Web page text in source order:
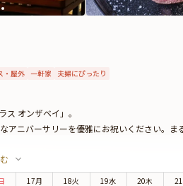
・屋外 一軒家 夫婦にぴったり
オンザベイ」。
アニバーサリーを優雅にお祝いください。ま
。地元産の新鮮な食材を活かし、シェフ特
一皿が、長崎の風土を感じさせる味わいと
17月 18火 19水 20木